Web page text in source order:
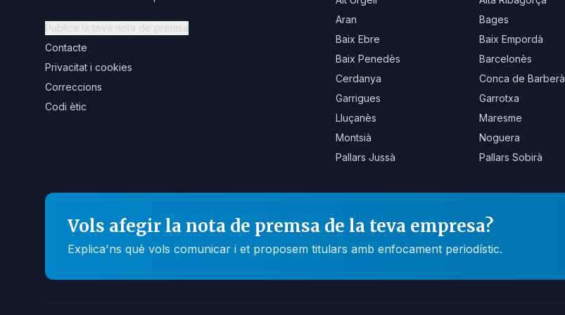
Publica la teva nota de premsa
Contacte
Privacitat i cookies
Correccions
Codi ètic
Aran
Bages
Baix Ebre
Baix Empordà
Baix Penedès
Barcelonès
Cerdanya
Conca de Barberà
Garrigues
Garrotxa
Lluçanès
Maresme
Montsià
Noguera
Pallars Jussà
Pallars Sobirà
Vols afegir la nota de premsa de la teva empresa?
Explica'ns què vols comunicar i et proposem titulars amb enfocament periodístic.